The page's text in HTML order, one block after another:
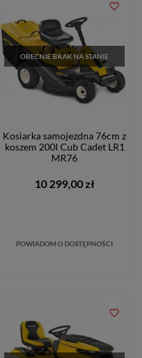
OBECNIE BRAK NA STANIE
Kosiarka samojezdna 76cm z
koszem 200l Cub Cadet LR1
MR76
10 299,00 zł
POWIADOM O DOSTĘPNOŚCI
favorite_border
favorite_border